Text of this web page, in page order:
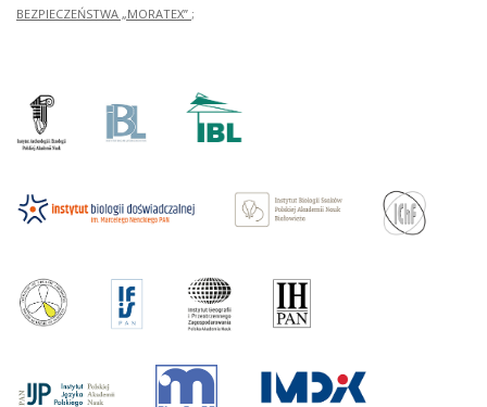
BEZPIECZEŃSTWA „MORATEX” ;